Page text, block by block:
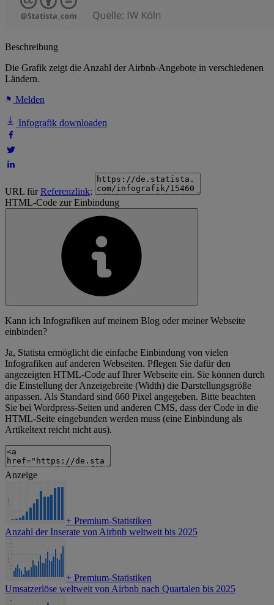
Beschreibung
Die Grafik zeigt die Anzahl der Airbnb-Angebote in verschiedenen
Ländern.
Melden
Infografik downloaden
URL fürReferenzlink:
HTML-Code zur Einbindung
Kann ich Infografiken auf meinem Blog oder meiner Webseite
einbinden?
Ja, Statista ermöglicht die einfache Einbindung von vielen
Infografiken auf anderen Webseiten. Pflegen Sie dafür den
angezeigten HTML-Code auf Ihrer Webseite ein. Sie können durch
die Einstellung der Anzeigebreite (Width) die Darstellungsgröße
anpassen. Als Standard sind 660 Pixel angegeben. Bitte beachten
Sie bei Wordpress-Seiten und anderen CMS, dass der Code in die
HTML-Seite eingebunden werden muss (eine Einbindung als
Artikeltext reicht nicht aus).
Anzeige
+ Premium-Statistiken
Anzahl der Inserate von Airbnb weltweit bis 2025
+ Premium-Statistiken
Umsatzerlöse weltweit von Airbnb nach Quartalen bis 2025